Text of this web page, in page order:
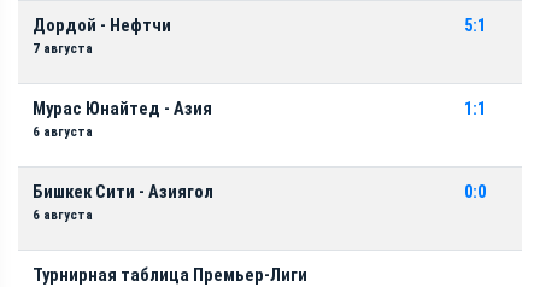
Дордой - Нефтчи
7 августа
5:1
Мурас Юнайтед - Азия
6 августа
1:1
Бишкек Сити - Азиягол
6 августа
0:0
Турнирная таблица Премьер-Лиги